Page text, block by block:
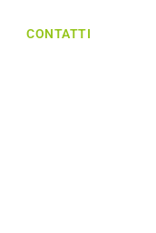
CONTATTI